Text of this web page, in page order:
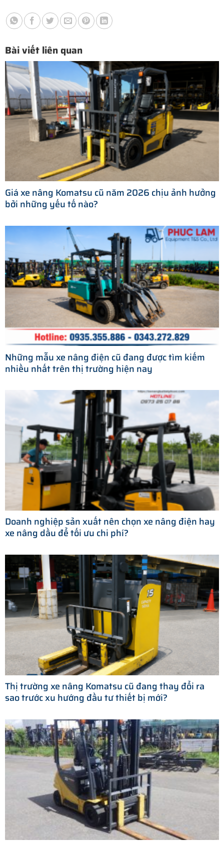
Bài viết liên quan
Giá xe nâng Komatsu cũ năm 2026 chịu ảnh hưởng
bởi những yếu tố nào?
Những mẫu xe nâng điện cũ đang được tìm kiếm
nhiều nhất trên thị trường hiện nay
Doanh nghiệp sản xuất nên chọn xe nâng điện hay
xe nâng dầu để tối ưu chi phí?
Thị trường xe nâng Komatsu cũ đang thay đổi ra
sao trước xu hướng đầu tư thiết bị mới?